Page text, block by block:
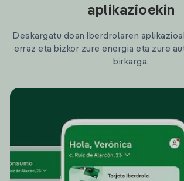
aplikazioekin
Deskargatu doan Iberdrolaren
erraz eta bizkor zure energia eta zure
birkarga.